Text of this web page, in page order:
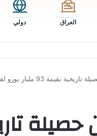
العراق دولي
93 مليار يورو لقمة «اختر فرنسا»